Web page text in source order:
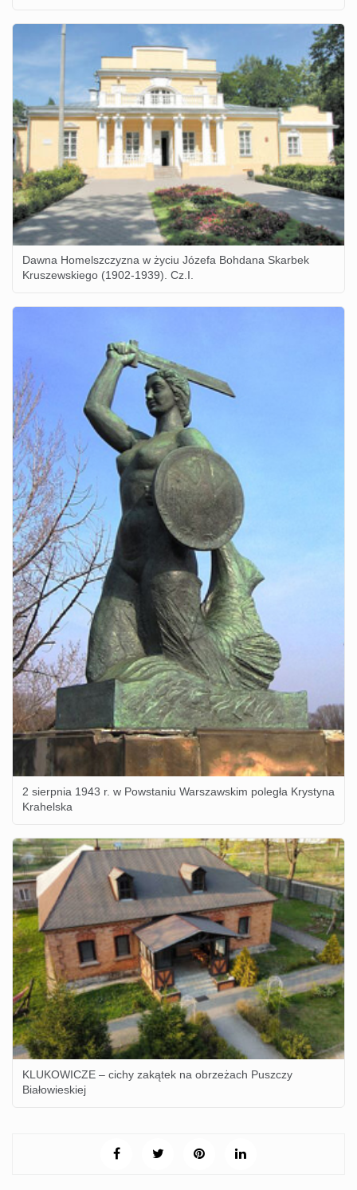
Dawna Homelszczyzna w życiu Józefa Bohdana Skarbek
Kruszewskiego (1902-1939). Cz.I.
2 sierpnia 1943 r. w Powstaniu Warszawskim poległa Krystyna
Krahelska
KLUKOWICZE – cichy zakątek na obrzeżach Puszczy
Białowieskiej